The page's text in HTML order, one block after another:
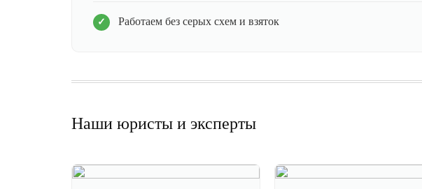
Работаем без серых схем и взяток
Наши юристы и эксперты